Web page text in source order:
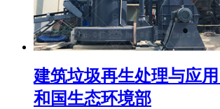
建筑垃圾再生处理与应
和国生态环境部